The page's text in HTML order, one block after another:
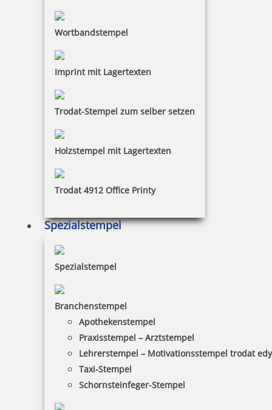
Wortbandstempel
Imprint mit Lagertexten
Trodat-Stempel zum selber setzen
Holzstempel mit Lagertexten
Trodat 4912 Office Printy
Spezialstempel
Spezialstempel
Branchenstempel
Apothekenstempel
Praxisstempel – Arztstempel
Lehrerstempel – Motivationsstempel trodat
Taxi-Stempel
Schornsteinfeger-Stempel
Trodat Printy 4850/L1 Datumstempel EINGEGANGEN 24 x 4 mm
32,83 €